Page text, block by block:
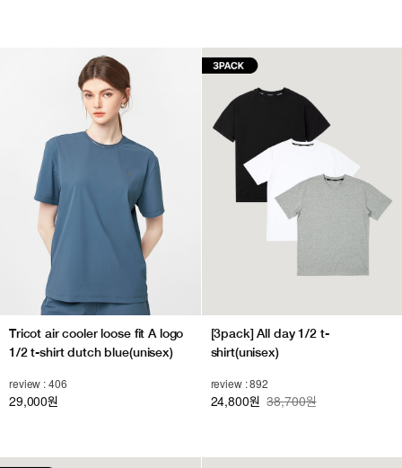
Tricot air cooler loose fit A logo
1/2 t-shirt dutch blue(unisex)
review : 406
29,000원
[3pack] All day 1/2 t-
shirt(unisex)
review : 892
24,800원 38,700원